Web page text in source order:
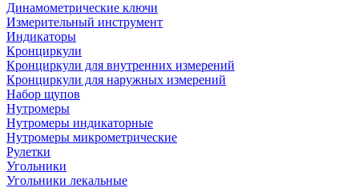
Динамометрические ключи
Измерительный инструмент
Индикаторы
Кронциркули
Кронциркули для внутренних измерений
Кронциркули для наружных измерений
Набор щупов
Нутромеры
Нутромеры индикаторные
Нутромеры микрометрические
Рулетки
Угольники
Угольники лекальные